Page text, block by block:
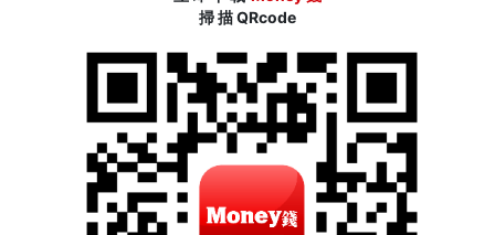
掃 描 QRcode